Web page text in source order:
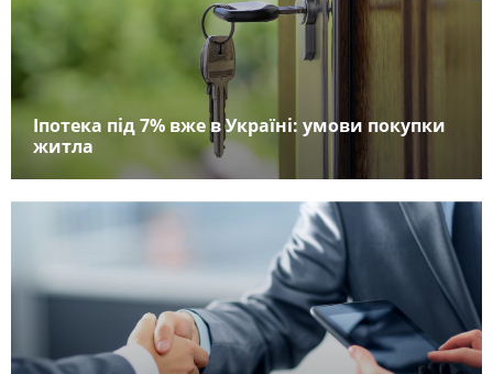
Іпотека під 7% вже в Україні: умови покупки
житла